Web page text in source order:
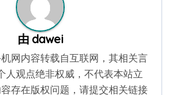
由 dawei
机网内容转载自互联网，其相关言
人观点绝非权威，不代表本站立
存在版权问题，请提交相关链接